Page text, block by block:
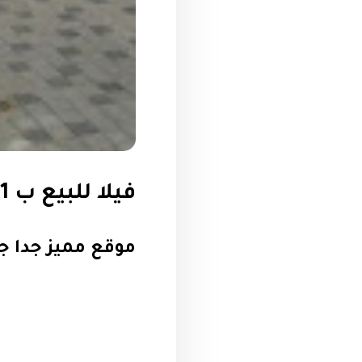
فيلا للبيع ب 11 مليون لو كاش ب 5,500 مليون
موقع مميز جدا